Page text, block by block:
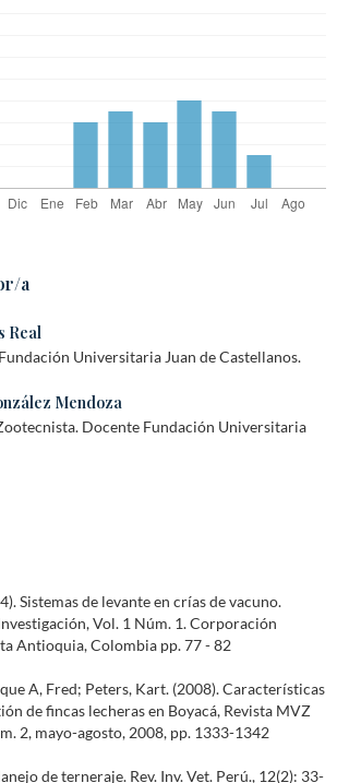
a
Real
Universitaria Juan de Castellanos.
Mendoza
Docente Fundación Universitaria
Sistemas de levante en crías de vacuno.
Vol. 1 Núm. 1. Corporación
Antioquia, Colombia pp. 77 - 82
A, Fred; Peters, Kart. (2008). Características
de fincas lecheras en Boyacá, Revista MVZ
2, mayo-agosto, 2008, pp. 1333-1342
de terneraje. Rev. Inv. Vet. Perú., 12(2): 33-